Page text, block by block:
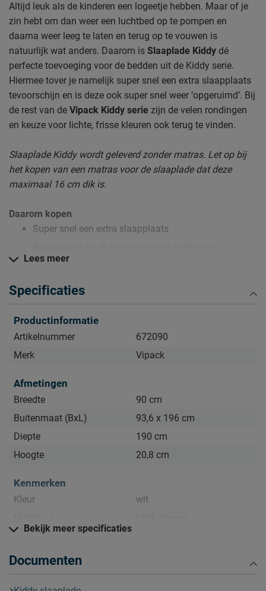
Altijd leuk als de kinderen een logeetje hebben. Maar of je
zin hebt om dan weer een luchtbed op te pompen en
daarna weer leeg te laten en terug op te vouwen is
natuurlijk wat anders. Daarom is Slaaplade Kiddy dé
perfecte toevoeging voor de bedden uit de Kiddy serie.
Hiermee tover je namelijk super snel een extra slaapplaats
tevoorschijn en is deze ook super snel weer ‘opgeruimd’. Bij
de rest van de Vipack Kiddy serie zijn de velen rondingen
en keuze voor lichte, frisse kleuren ook terug te vinden.
Slaaplade Kiddy wordt geleverd zonder matras. Let op bij
het kopen van een matras voor de slaaplade dat deze
maximaal 16 cm dik is.
Daarom kopen
Super snel een extra slaapplaats
Zo blijft Slaaplade Kiddy lang mooi (en schoon)
Kijk bij het kopje ‘Goed om te weten’ om alle tips & tricks te
zien.
Lees meer
Specificaties
Productinformatie
Artikelnummer
672090
Merk
Vipack
Afmetingen
Breedte
90 cm
Buitenmaat (BxL)
93,6 x 196 cm
Diepte
190 cm
Hoogte
20,8 cm
Kenmerken
Kleur
wit
doekje
Bekijk meer specificaties
Documenten